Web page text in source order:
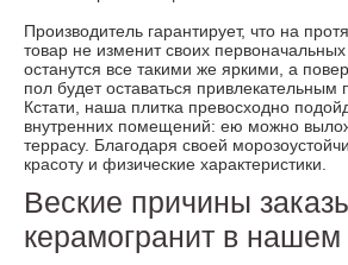
Производитель гарантирует, что на
товар не изменит своих
останутся все такими же яркими, а
пол будет оставаться привлекательным
Кстати, наша плитка превосходно
внутренних помещений: ею можно
террасу. Благодаря своей
красоту и физические характеристики.
Веские причины
керамогранит в нашем